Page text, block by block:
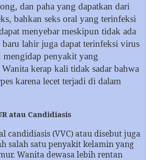
dan paha yang dapatkan dari
bahkan seks oral yang terinfeksi
menyebar meskipun tidak ada
lahir juga dapat terinfeksi virus
penyakit yang
kerap kali tidak sadar bahwa
karena lecet terjadi di dalam
atau Candidiasis
candidiasis (VVC) atau disebut juga
salah satu penyakit kelamin yang
Wanita dewasa lebih rentan